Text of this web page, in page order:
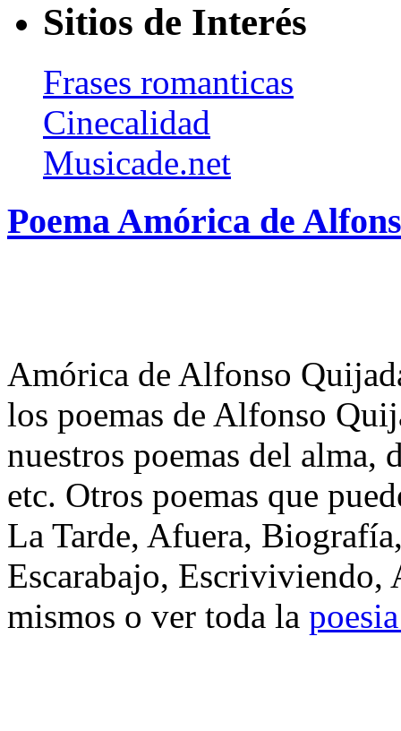
Sitios de Interés
Frases romanticas
Cinecalidad
Musicade.net
Poema Amórica de
Amórica de Alfonso
los poemas de Alfonso
nuestros poemas del alma,
etc. Otros poemas que
La Tarde, Afuera,
Escarabajo, Escriviviendo,
mismos o ver toda la